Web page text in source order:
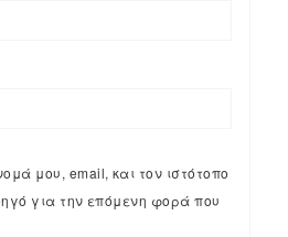
μου, email, και τον ιστότοπο
για την επόμενη φορά που